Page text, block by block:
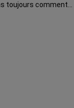
toujours comment